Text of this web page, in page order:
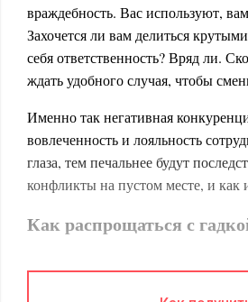
враждебность. Вас используют,
Захочется ли вам делиться
себя ответственность? Вряд ли.
ждать удобного случая, чтобы
Именно так негативная
вовлеченность и лояльность
глаза, тем печальнее будут
конфликты на пустом месте, и
Как распрощаться с